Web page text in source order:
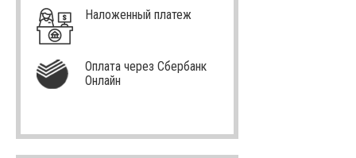
Наложенный платеж
Оплата через Сбербанк
Онлайн